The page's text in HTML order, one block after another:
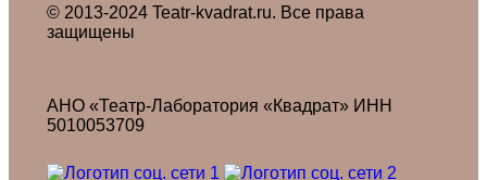
© 2013-2024 Teatr-kvadrat.ru. Все права
защищены
АНО «Театр-Лаборатория «Квадрат» ИНН
5010053709